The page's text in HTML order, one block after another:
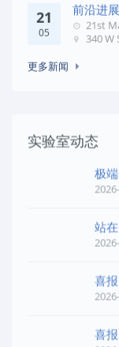
21
05
前沿进
21st
340 W
更多新闻
实验室动态
极
站
喜
喜